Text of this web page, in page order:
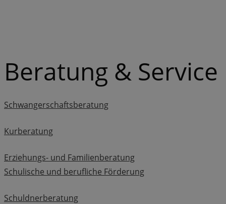
Beratung & Service
Schwangerschaftsberatung
Kurberatung
Erziehungs- und Familienberatung
Schulische und berufliche Förderung
Schuldnerberatung